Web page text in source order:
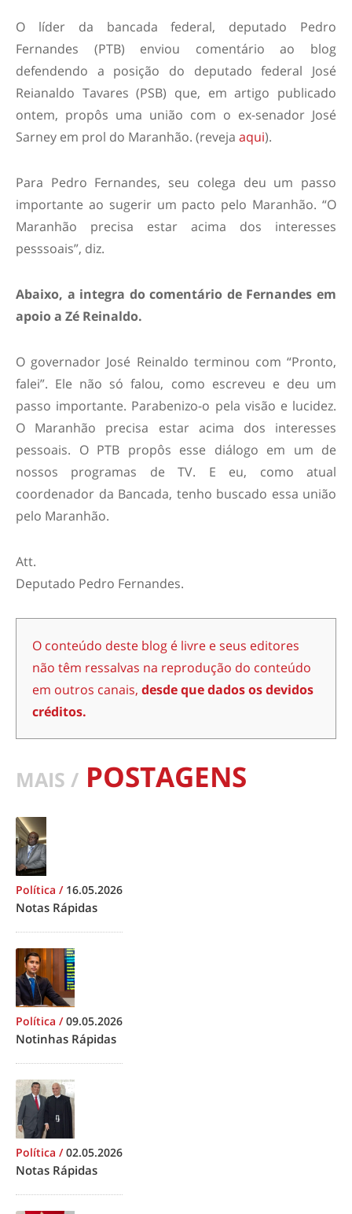
O líder da bancada federal, deputado Pedro
Fernandes (PTB) enviou comentário ao blog
defendendo a posição do deputado federal José
Reianaldo Tavares (PSB) que, em artigo publicado
ontem, propôs uma união com o ex-senador José
Sarney em prol do Maranhão. (reveja aqui).
Para Pedro Fernandes, seu colega deu um passo
importante ao sugerir um pacto pelo Maranhão. “O
Maranhão precisa estar acima dos interesses
pesssoais”, diz.
Abaixo, a integra do comentário de Fernandes em
apoio a Zé Reinaldo.
O governador José Reinaldo terminou com “Pronto,
falei”. Ele não só falou, como escreveu e deu um
passo importante. Parabenizo-o pela visão e lucidez.
O Maranhão precisa estar acima dos interesses
pessoais. O PTB propôs esse diálogo em um de
nossos programas de TV. E eu, como atual
coordenador da Bancada, tenho buscado essa união
pelo Maranhão.
Att.
Deputado Pedro Fernandes.
O conteúdo deste blog é livre e seus editores
não têm ressalvas na reprodução do conteúdo
em outros canais, desde que dados os devidos
créditos.
MAIS / POSTAGENS
Política / 16.05.2026
Notas Rápidas
Política /09.05.2026
Notinhas Rápidas
Política /02.05.2026
Notas Rápidas